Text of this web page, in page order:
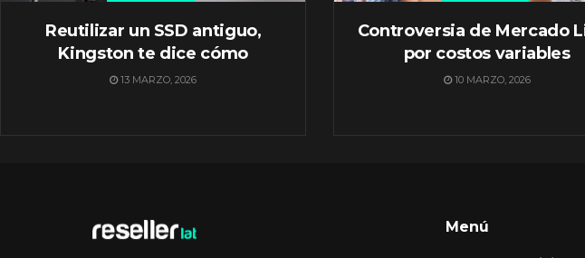
Reutilizar un SSD antiguo,
Kingston te dice cómo
13 MARZO, 2026
Controversia de Mercado
por costos variables
10 MARZO, 2026
Menú